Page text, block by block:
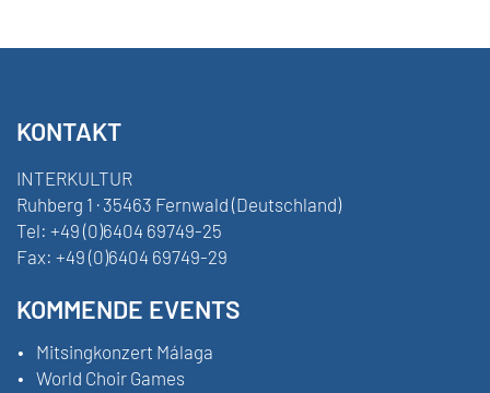
KONTAKT
INTERKULTUR
Ruhberg 1 · 35463 Fernwald (Deutschland)
Tel: +49 (0)6404 69749-25
Fax: +49 (0)6404 69749-29
KOMMENDE EVENTS
Mitsingkonzert Málaga
World Choir Games